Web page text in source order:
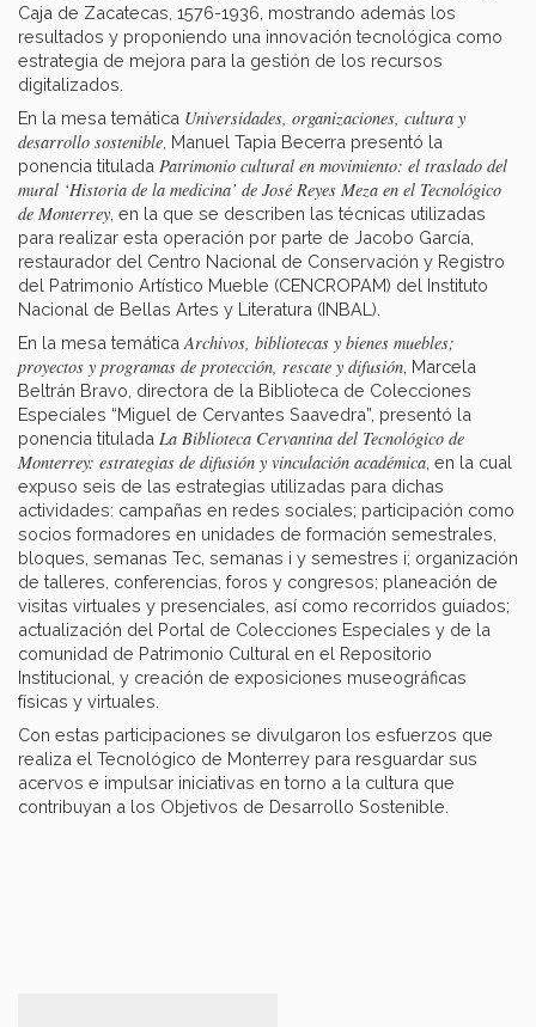
Caja de Zacatecas, 1576-1936, mostrando además los
resultados y proponiendo una innovación tecnológica como
estrategia de mejora para la gestión de los recursos
digitalizados.
En la mesa temática Universidades, organizaciones, cultura y
desarrollo sostenible , Manuel Tapia Becerra presentó la
ponencia titulada Patrimonio cultural en movimiento: el traslado del
mural ‘Historia de la medicina’ de José Reyes Meza en el Tecnológico
de Monterrey , en la que se describen las técnicas utilizadas
para realizar esta operación por parte de Jacobo García,
restaurador del Centro Nacional de Conservación y Registro
del Patrimonio Artístico Mueble (CENCROPAM) del Instituto
Nacional de Bellas Artes y Literatura (INBAL).
En la mesa temática Archivos, bibliotecas y bienes muebles;
proyectos y programas de protección, rescate y difusión , Marcela
Beltrán Bravo, directora de la Biblioteca de Colecciones
Especiales “Miguel de Cervantes Saavedra”, presentó la
ponencia titulada La Biblioteca Cervantina del Tecnológico de
Monterrey: estrategias de difusión y vinculación académica , en la cual
expuso seis de las estrategias utilizadas para dichas
actividades: campañas en redes sociales; participación como
socios formadores en unidades de formación semestrales,
bloques, semanas Tec, semanas i y semestres i; organización
de talleres, conferencias, foros y congresos; planeación de
visitas virtuales y presenciales, así como recorridos guiados;
actualización del Portal de Colecciones Especiales y de la
comunidad de Patrimonio Cultural en el Repositorio
Institucional, y creación de exposiciones museográficas
físicas y virtuales.
Con estas participaciones se divulgaron los esfuerzos que
realiza el Tecnológico de Monterrey para resguardar sus
acervos e impulsar iniciativas en torno a la cultura que
contribuyan a los Objetivos de Desarrollo Sostenible.